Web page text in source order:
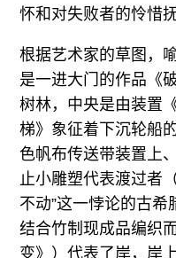
怀和对失败者的怜惜抚
根据艺术家的草图，
是一进大门的作品《
树林，中央是由装置
梯》象征着下沉轮船
色帆布传送带装置上
止小雕塑代表渡过者
不动”这一悖论的古
结合竹制现成品编织
变》）代表了岸，岸